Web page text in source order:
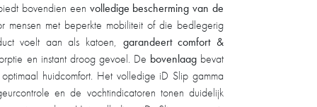
bovendien een volledige bescherming van de
mensen met beperkte mobiliteit of die bedlegerig
voelt aan als katoen, garandeert comfort &
en instant droog gevoel. De bovenlaag bevat
huidcomfort. Het volledige iD Slip gamma
en de vochtindicatoren tonen duidelijk